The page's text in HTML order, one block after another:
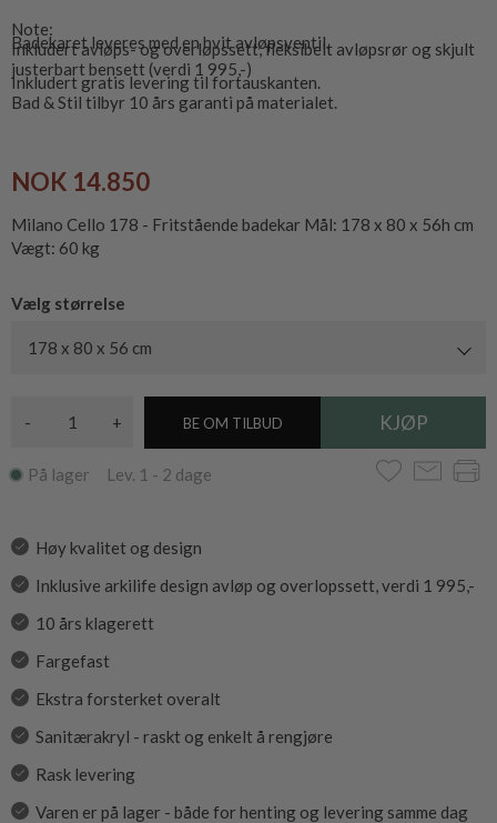
Note:
Inkludert avløps- og overløpssett, fleksibelt avløpsrør og skjult
justerbart bensett (verdi 1 995,-)
Badekaret leveres med en hvit avløpsventil.
Inkludert gratis levering til fortauskanten.
Bad & Stil tilbyr 10 års garanti på materialet.
NOK 14.850
Milano Cello 178 - Fritstående badekar Mål: 178 x 80 x 56h cm
Vægt: 60 kg
Vælg størrelse
178 x 80 x 56 cm
- + BE OM TILBUD
På lager Lev. 1 - 2 dage
Høy kvalitet og design
Inklusive arkilife design avløp og overlopssett, verdi 1 995,-
10 års klagerett
Fargefast
Ekstra forsterket overalt
Sanitærakryl - raskt og enkelt å rengjøre
Rask levering
Varen er på lager - både for henting og levering samme dag